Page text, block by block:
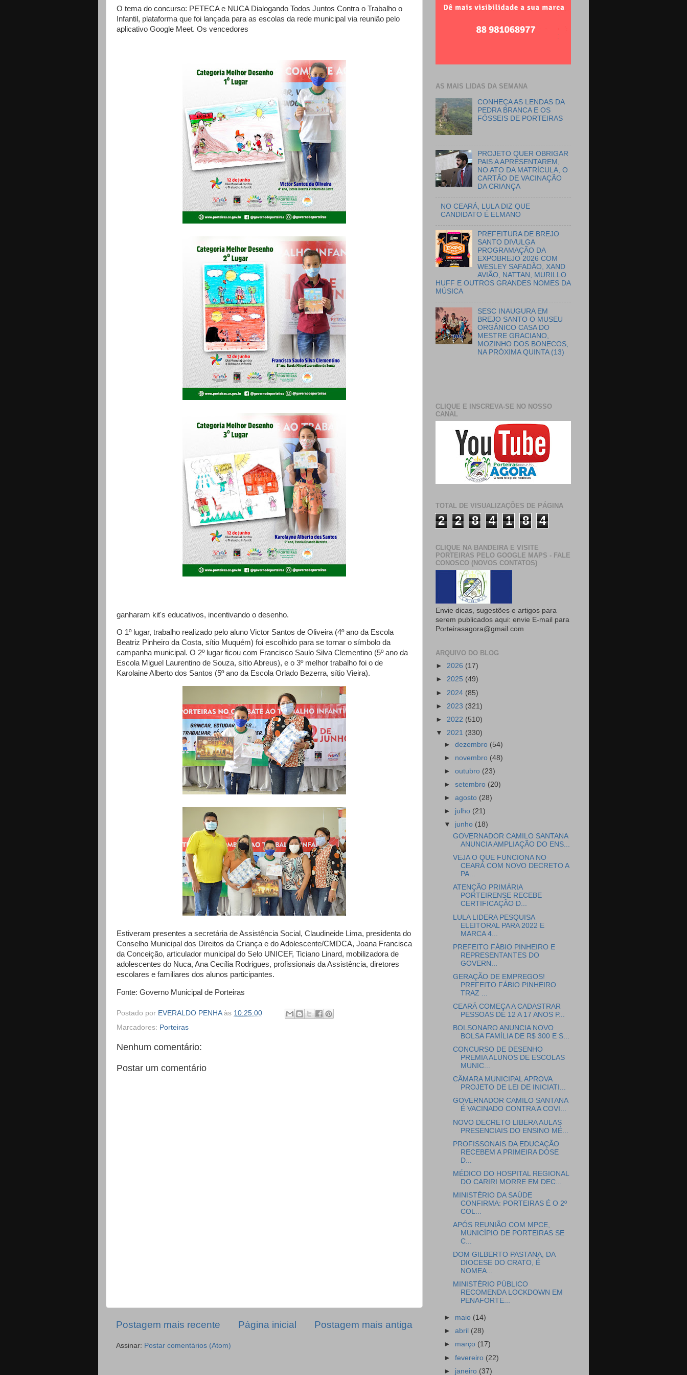
O tema do concurso: PETECA e NUCA Dialogando Todos Juntos Contra o Trabalho o
Infantil, plataforma que foi lançada para as escolas da rede municipal via reunião pelo
aplicativo Google Meet. Os vencedores
ganharam kit's educativos, incentivando o desenho.
O 1º lugar, trabalho realizado pelo aluno Victor Santos de Oliveira (4º ano da Escola
Beatriz Pinheiro da Costa, sítio Muquém) foi escolhido para se tornar o símbolo da
campanha municipal. O 2º lugar ficou com Francisco Saulo Silva Clementino (5º ano da
Escola Miguel Laurentino de Souza, sítio Abreus), e o 3º melhor trabalho foi o de
Karolaine Alberto dos Santos (5º ano da Escola Orlado Bezerra, sítio Vieira).
Estiveram presentes a secretária de Assistência Social, Claudineide Lima, presidenta do
Conselho Municipal dos Direitos da Criança e do Adolescente/CMDCA, Joana Francisca
da Conceição, articulador municipal do Selo UNICEF, Ticiano Linard, mobilizadora de
adolescentes do Nuca, Ana Cecília Rodrigues, profissionais da Assistência, diretores
escolares e familiares dos alunos participantes.
Fonte: Governo Municipal de Porteiras
Postado por EVERALDO PENHA às 10:25:00
Marcadores: Porteiras
Nenhum comentário:
Postar um comentário
Postagem mais recente Postagem mais antiga
Página inicial
Assinar: Postar comentários (Atom)
AS MAIS LIDAS DA SEMANA
CONHEÇA AS LENDAS DA
PEDRA BRANCA E OS
FÓSSEIS DE PORTEIRAS
PROJETO QUER OBRIGAR
PAIS A APRESENTAREM,
NO ATO DA MATRÍCULA, O
CARTÃO DE VACINAÇÃO
DA CRIANÇA
NO CEARÁ, LULA DIZ QUE
CANDIDATO É ELMANO
PREFEITURA DE BREJO
SANTO DIVULGA
PROGRAMAÇÃO DA
EXPOBREJO 2026 COM
WESLEY SAFADÃO, XAND
AVIÃO, NATTAN, MURILLO
HUFF E OUTROS GRANDES NOMES DA
MÚSICA
SESC INAUGURA EM
BREJO SANTO O MUSEU
ORGÂNICO CASA DO
MESTRE GRACIANO,
MOZINHO DOS BONECOS,
NA PRÓXIMA QUINTA (13)
CLIQUE E INSCREVA-SE NO NOSSO
CANAL
TOTAL DE VISUALIZAÇÕES DE PÁGINA
2 2 8 4 1 8 4
CLIQUE NA BANDEIRA E VISITE
PORTEIRAS PELO GOOGLE MAPS - FALE
CONOSCO (NOVOS CONTATOS)
Envie dicas, sugestões e artigos para
serem publicados aqui: envie E-mail para
Porteirasagora@gmail.com
ARQUIVO DO BLOG
► 2026 (17)
► 2025 (49)
► 2024 (85)
► 2023 (321)
► 2022 (510)
▼ 2021 (330)
►dezembro (54)
► novembro (48)
►outubro (23)
►setembro (20)
►agosto (28)
► julho (21)
▼ junho (18)
GOVERNADOR CAMILO SANTANA
ANUNCIA AMPLIAÇÃO DO ENS...
VEJA O QUE FUNCIONA NO
CEARÁ COM NOVO DECRETO A
PA...
ATENÇÃO PRIMÁRIA
PORTEIRENSE RECEBE
CERTIFICAÇÃO D...
LULA LIDERA PESQUISA
ELEITORAL PARA 2022 E
MARCA 4...
PREFEITO FÁBIO PINHEIRO E
REPRESENTANTES DO
GOVERN...
GERAÇÃO DE EMPREGOS!
PREFEITO FÁBIO PINHEIRO
TRAZ ...
CEARÁ COMEÇA A CADASTRAR
PESSOAS DE 12 A 17 ANOS P...
BOLSONARO ANUNCIA NOVO
BOLSA FAMÍLIA DE R$ 300 E S...
CONCURSO DE DESENHO
PREMIA ALUNOS DE ESCOLAS
MUNIC...
CÂMARA MUNICIPAL APROVA
PROJETO DE LEI DE INICIATI...
GOVERNADOR CAMILO SANTANA
É VACINADO CONTRA A COVI...
NOVO DECRETO LIBERA AULAS
PRESENCIAIS DO ENSINO MÉ...
PROFISSONAIS DA EDUCAÇÃO
RECEBEM A PRIMEIRA DOSE
D...
MÉDICO DO HOSPITAL REGIONAL
DO CARIRI MORRE EM DEC...
MINISTÉRIO DA SAÚDE
CONFIRMA: PORTEIRAS É O 2º
COL...
APÓS REUNIÃO COM MPCE,
MUNICÍPIO DE PORTEIRAS SE
C...
DOM GILBERTO PASTANA, DA
DIOCESE DO CRATO, É
NOMEA...
MINISTÉRIO PÚBLICO
RECOMENDA LOCKDOWN EM
PENAFORTE...
► maio (14)
►abril (28)
► março (17)
►fevereiro (22)
► janeiro (37)